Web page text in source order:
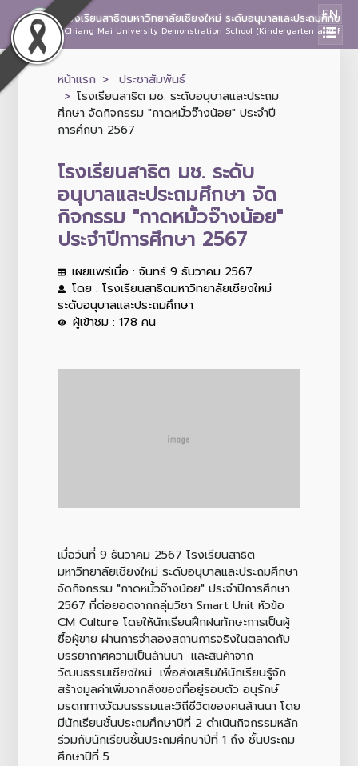
โรงเรียนสาธิตมหาวิทยาลัยเชียงใหม่ ระดับอนุบาลและประถมศึกษา
Chiang Mai University Demonstration School (Kindergarten and
EN
หน้าแรก
ประชาสัมพันธ์
โรงเรียนสาธิต มช. ระดับอนุบาลและประถม
ศึกษา จัดกิจกรรม "กาดหมั้วจ๊างน้อย" ประจำปี
การศึกษา 2567
โรงเรียนสาธิต มช. ระดับ
อนุบาลและประถมศึกษา จัด
กิจกรรม "กาดหมั้วจ๊างน้อย"
ประจำปีการศึกษา 2567
เผยแพร่เมื่อ : จันทร์ 9 ธันวาคม 2567
โดย : โรงเรียนสาธิตมหาวิทยาลัยเชียงใหม่
ระดับอนุบาลและประถมศึกษา
ผู้เข้าชม : 178 คน
เมื่อวันที่ 9 ธันวาคม 2567 โรงเรียนสาธิต
มหาวิทยาลัยเชียงใหม่ ระดับอนุบาลและประถมศึกษา
จัดกิจกรรม "กาดหมั้วจ๊างน้อย" ประจำปีการศึกษา
2567 ที่ต่อยอดจากกลุ่มวิชา Smart Unit หัวข้อ
CM Culture โดยให้นักเรียนฝึกฝนทักษะการเป็นผู้
ซื้อผู้ขาย ผ่านการจำลองสถานการจริงในตลาดกับ
บรรยากาศความเป็นล้านนา และสินค้าจาก
วัฒนธรรมเชียงใหม่ เพื่อส่งเสริมให้นักเรียนรู้จัก
สร้างมูลค่าเพิ่มจากสิ่งของที่อยู่รอบตัว อนุรักษ์
มรดกทางวัฒนธรรมและวิถีชีวิตของคนล้านนา โดย
มีนักเรียนชั้นประถมศึกษาปีที่ 2 ดำเนินกิจกรรมหลัก
ร่วมกับนักเรียนชั้นประถมศึกษาปีที่ 1 ถึง ชั้นประถม
ศึกษาปีที่ 5